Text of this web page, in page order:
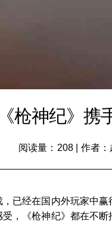
《枪神纪》
阅读量：208 作者：
，已经在国内外玩家中
，《枪神纪》都在不